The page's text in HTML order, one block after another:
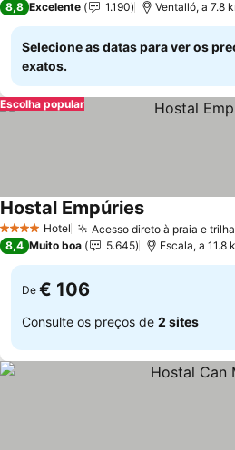
8,8 Excelente 1.190 Ventalló, a 7.8
Selecione as datas para ver os
exatos.
Escolha popular
4 EstrelasHotel Acesso direto à praia e
Hostal Empúries
8,4 Muito boa 5.645 Escala, a 11.8
De € 106
Consulte os preços de 2 sites